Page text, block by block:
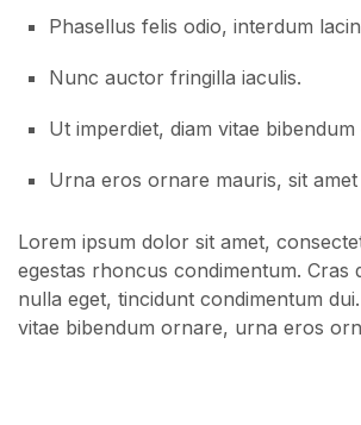
Phasellus felis odio, interdum
Nunc auctor fringilla iaculis.
Ut imperdiet, diam vitae
Urna eros ornare mauris, sit
Lorem ipsum dolor sit amet,
egestas rhoncus condimentum. Cras
nulla eget, tincidunt condimentum
vitae bibendum ornare, urna eros